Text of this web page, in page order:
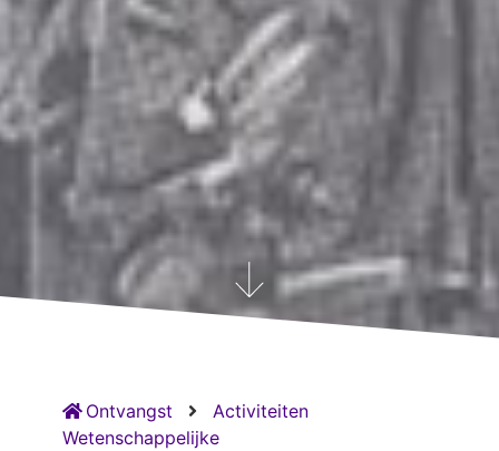
Ontvangst
Activiteiten
Wetenschappelijke